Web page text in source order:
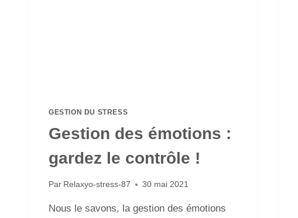
GESTION DU STRESS
Gestion des émotions :
gardez le contrôle !
Par Relaxyo-stress-87 30 mai 2021
Nous le savons, la gestion des émotions